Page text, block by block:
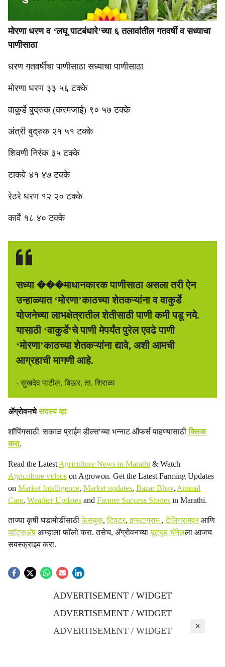
मोरणा धरण व ‘लघू पाटबंधारे’च्या ६ तलावांतील गतवर्षी व सध्याचा
पाणीसाठा
धरण गतवर्षीचा पाणीसाठा सध्याचा पाणीसाठा
मोरणा धरण ३३ ५६ टक्के
वाकुर्डे बुद्रुक (करमजाई) ९० ५७ टक्के
अंत्री बुद्रुक २१ ५१ टक्के
शिवणी निरंक ३५ टक्के
टाकवे ४१ ४७ टक्के
रेठरे धरण १२ २० टक्के
कार्वे १८ ४० टक्के
सध्या ���माधानकारक पाणीसाठा असला तरी ऐन
उन्हाळ्यात ‘मोरणा’काठच्या शेतकऱ्यांना व वाकुर्डे
योजनेच्या लाभक्षेत्रातील शेतीसाठी पाणी कमी पडू नये.
यासाठी ‘वाकुर्डे’चे पाणी मेपर्यंत पुरेल एवढे पाणी
‘मोरणा’काठच्या शेतकऱ्यांना द्यावे, अशी आमची
आग्रहाची मागणी आहे.
- सुखदेव पाटील, बिऊर, ता. शिराळा
ॲग्रोवनचेसदस्य व्हा
शॉपिंगसाठी 'सकाळ प्राईम डील्स'च्या भन्नाट ऑफर्स पाहण्यासाठीक्लिक
करा.
Read the Latest Agriculture News in Marathi & Watch
Agriculture videos on Agrowon. Get the Latest Farming Updates
on Market Intelligence, Market updates, Bazar Bhav, Animal
Care, Weather Updates and Farmer Success Stories in Marathi.
ताज्या कृषी घडामोडींसाठीफेसबुक,ट्विटर,इन्स्टाग्राम ,टेलिग्रामवरआणि
व्हॉट्सॲप आम्हाला फॉलो करा. तसेच, ॲग्रोवनच्यायूट्यूब चॅनेलला आजच
सबस्क्राइब करा.
ADVERTISEMENT / WIDGET
ADVERTISEMENT / WIDGET
ADVERTISEMENT / WIDGET
×